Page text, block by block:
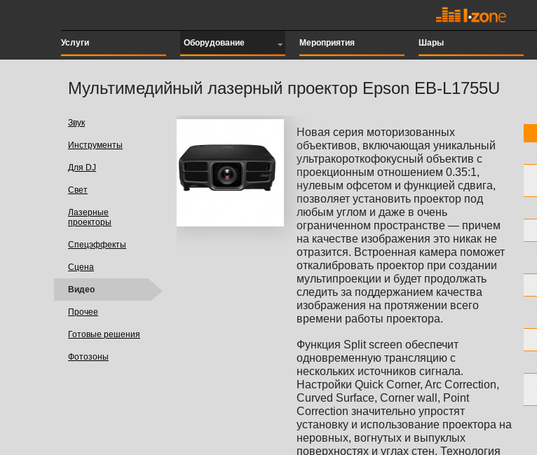
Услуги Оборудование Мероприятия Шары
Мультимедийный лазерный проектор Epson EB-L1755U
Звук
Инструменты
Для DJ
Свет
Лазерные
проекторы
Спецэффекты
Сцена
Видео
Прочее
Готовые решения
Фотозоны
Новая серия моторизованных
объективов, включающая уникальный
ультракороткофокусный объектив с
проекционным отношением 0.35:1,
нулевым офсетом и функцией сдвига,
позволяет установить проектор под
любым углом и даже в очень
ограниченном пространстве — причем
на качестве изображения это никак не
отразится. Встроенная камера поможет
откалибровать проектор при создании
мультипроекции и будет продолжать
следить за поддержанием качества
изображения на протяжении всего
времени работы проектора.
Функция Split screen обеспечит
одновременную трансляцию с
нескольких источников сигнала.
Настройки Quick Corner, Arc Correction,
Curved Surface, Corner wall, Point
Correction значительно упростят
установку и использование проектора на
неровных, вогнутых и выпуклых
поверхностях и углах стен. Технология